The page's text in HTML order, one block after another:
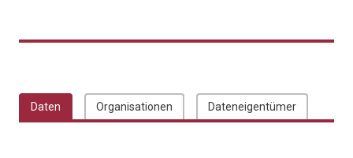
Daten Organisationen Dateneigentümer